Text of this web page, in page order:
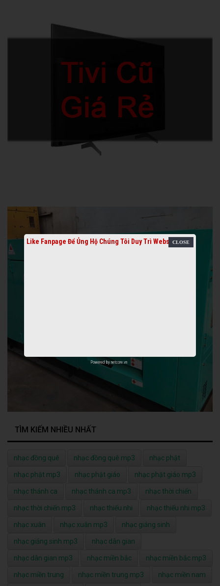
TÌM KIẾM NHIỀU NHẤT
nhạc đồng quê nhạc đồng quê mp3 nhạc phật
nhạc phật mp3 nhạc phật giáo nhạc phật giáo mp3
nhạc thánh ca nhạc thánh ca mp3 nhạc thời chiến
nhạc thời chiến mp3 nhạc thiếu nhi nhạc thiếu nhi mp3
nhạc xuân nhạc xuân mp3 nhạc giáng sinh
nhạc giáng sinh mp3 nhạc dân gian
nhạc dân gian mp3 nhạc miền bắc nhạc miền bắc mp3
nhạc miền trung nhạc miền trung mp3 nhạc miền nam
Like Fanpage Để Ủng Hộ Chúng Tôi Duy Trì Website
Powered by netcore.vn